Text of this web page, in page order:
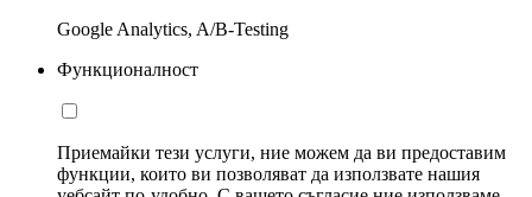
Google Analytics, A/B-Testing
Функционалност
Приемайки тези услуги, ние можем да ви предоставим
функции, които ви позволяват да използвате нашия